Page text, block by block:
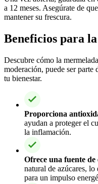
a 12 meses. Asegúrate de
mantener su frescura.
Beneficios para
Descubre cómo la
moderación, puede ser
tu bienestar.
Proporciona
ayudan a proteger el
la inflamación.
Ofrece una fuente
natural de azúcares,
para un impulso